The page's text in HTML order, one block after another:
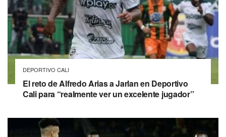
DEPORTIVO CALI
El reto de Alfredo Arias a Jarlan en Deportivo
Cali para “realmente ver un excelente jugador”